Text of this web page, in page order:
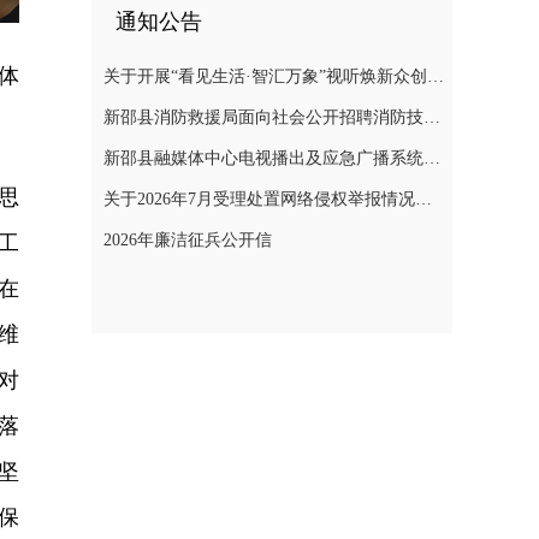
通知公告
关于开展“看见生活·智汇万象”视听焕新众创计划暨“AI遇见非遗”年度主题创作实践活动的通知
新邵县消防救援局面向社会公开招聘消防技术服务队人员的公告
新邵县融媒体中心电视播出及应急广播系统二级等保测评项目询价采购公告
关于2026年7月受理处置网络侵权举报情况的公示
2026年廉洁征兵公开信